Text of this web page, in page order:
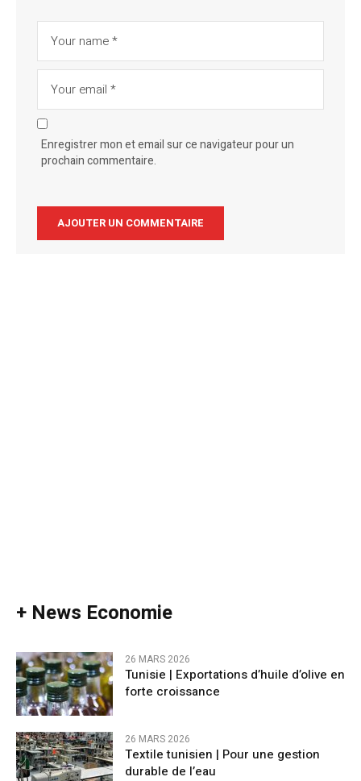
Enregistrer mon et email sur ce navigateur pour un
prochain commentaire.
+ News Economie
26 MARS 2026
Tunisie | Exportations d’huile d’olive en
forte croissance
26 MARS 2026
Textile tunisien | Pour une gestion
durable de l’eau